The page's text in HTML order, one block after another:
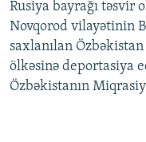
Rusiya bayrağı təsvir
Novqorod vilayətinin
saxlanılan Özbəkistan
ölkəsinə deportasiya
Özbəkistanın